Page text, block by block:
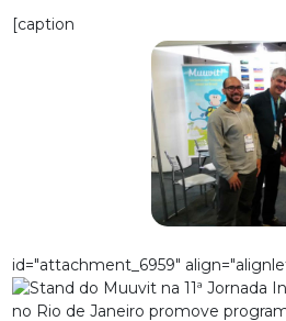
[caption
id="attachment_6959"